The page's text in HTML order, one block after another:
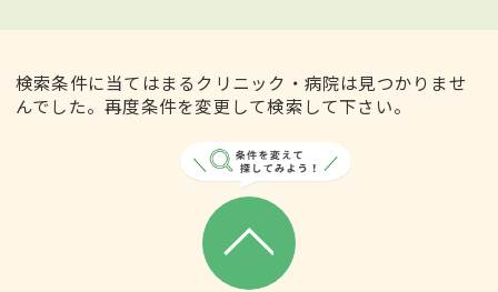
検索条件に当てはまるクリニック・病院は見つかりませ
んでした。再度条件を変更して検索して下さい。